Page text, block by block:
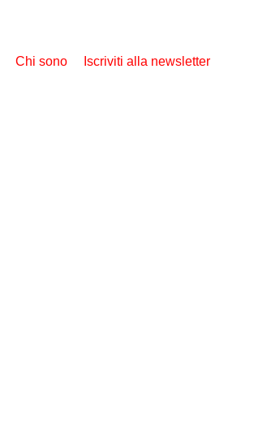
Chi sono Iscriviti alla newsletter